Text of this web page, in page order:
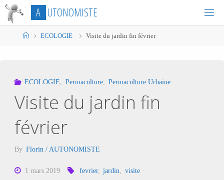
Skip
A UTONOMISTE
HomeECOLOGIE Visite du jardin fin février
ECOLOGIE Permaculture, Permaculture Urbaine
Visite du jardin fin
février
By Florin / AUTONOMISTE
1 mars 2019 fevrier, jardin, visite